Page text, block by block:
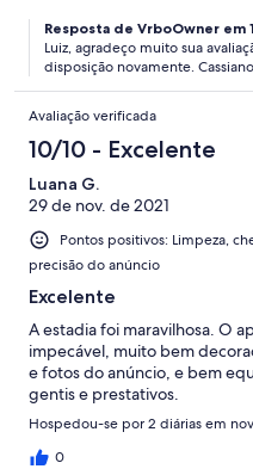
Resposta de VrboOwner
Luiz, agradeço muito sua
disposição novamente. Cassiano
Avaliação verificada
10/10 - Excelente
Luana G.
29 de nov. de 2021
Pontos positivos: Limpeza,
precisão do anúncio
Excelente
A estadia foi maravilhosa. O
impecável, muito bem
e fotos do anúncio, e bem
gentis e prestativos.
Hospedou-se por 2 diárias em
0